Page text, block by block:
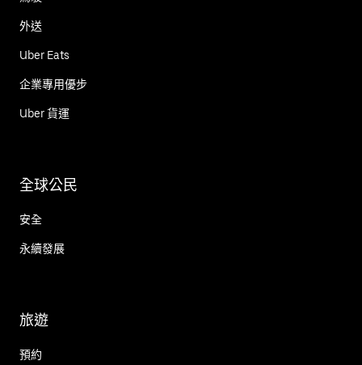
外送
Uber Eats
企業專用優步
Uber 貨運
全球公民
安全
永續發展
旅遊
預約